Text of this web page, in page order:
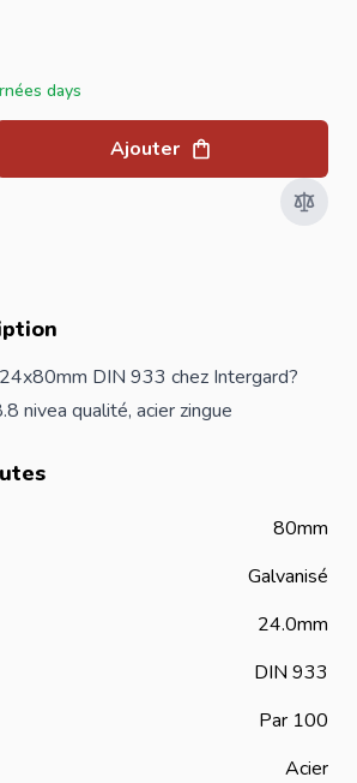
days
Ajouter
DIN 933 chez Intergard?
nivea qualité, acier zingue
80mm
Galvanisé
24.0mm
DIN 933
Par 100
Acier